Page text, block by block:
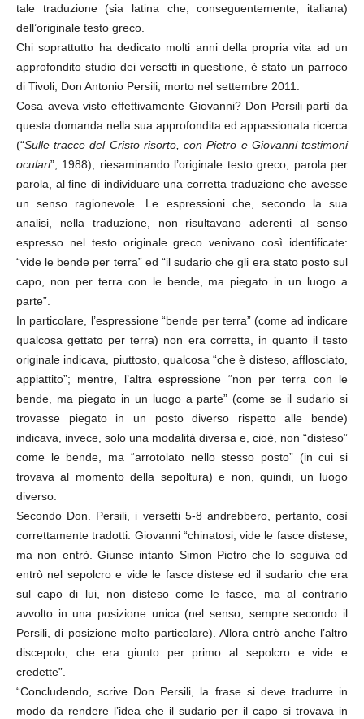
tale traduzione (sia latina che, conseguentemente, italiana)
dell’originale testo greco.
Chi soprattutto ha dedicato molti anni della propria vita ad un
approfondito studio dei versetti in questione, è stato un parroco
di Tivoli, Don Antonio Persili, morto nel settembre 2011.
Cosa aveva visto effettivamente Giovanni? Don Persili partì da
questa domanda nella sua approfondita ed appassionata ricerca
(“Sulle tracce del Cristo risorto, con Pietro e Giovanni testimoni
oculari”, 1988), riesaminando l’originale testo greco, parola per
parola, al fine di individuare una corretta traduzione che avesse
un senso ragionevole. Le espressioni che, secondo la sua
analisi, nella traduzione, non risultavano aderenti al senso
espresso nel testo originale greco venivano così identificate:
“vide le bende per terra” ed “il sudario che gli era stato posto sul
capo, non per terra con le bende, ma piegato in un luogo a
parte”.
In particolare, l’espressione “bende per terra” (come ad indicare
qualcosa gettato per terra) non era corretta, in quanto il testo
originale indicava, piuttosto, qualcosa “che è disteso, afflosciato,
appiattito”; mentre, l’altra espressione “non per terra con le
bende, ma piegato in un luogo a parte” (come se il sudario si
trovasse piegato in un posto diverso rispetto alle bende)
indicava, invece, solo una modalità diversa e, cioè, non “disteso”
come le bende, ma “arrotolato nello stesso posto” (in cui si
trovava al momento della sepoltura) e non, quindi, un luogo
diverso.
Secondo Don. Persili, i versetti 5-8 andrebbero, pertanto, così
correttamente tradotti: Giovanni “chinatosi, vide le fasce distese,
ma non entrò. Giunse intanto Simon Pietro che lo seguiva ed
entrò nel sepolcro e vide le fasce distese ed il sudario che era
sul capo di lui, non disteso come le fasce, ma al contrario
avvolto in una posizione unica (nel senso, sempre secondo il
Persili, di posizione molto particolare). Allora entrò anche l’altro
discepolo, che era giunto per primo al sepolcro e vide e
credette”.
“Concludendo, scrive Don Persili, la frase si deve tradurre in
modo da rendere l’idea che il sudario per il capo si trovava in